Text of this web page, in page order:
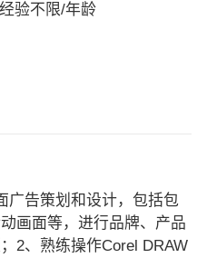
验不限/年龄
广告策划和设计，包括包
画面等，进行品牌、产品
2、熟练操作Corel DRAW